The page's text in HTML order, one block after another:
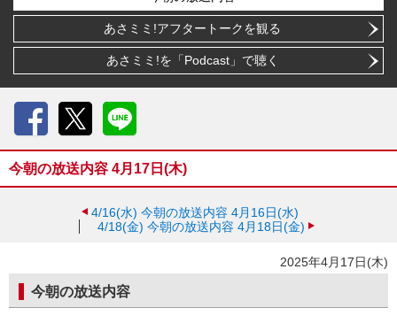
あさミミ!アフタートークを観る
あさミミ!を「Podcast」で聴く
今朝の放送内容 4月17日(木)
4/16(水) 今朝の放送内容 4月16日(水)
4/18(金) 今朝の放送内容 4月18日(金)
2025年4月17日(木)
今朝の放送内容